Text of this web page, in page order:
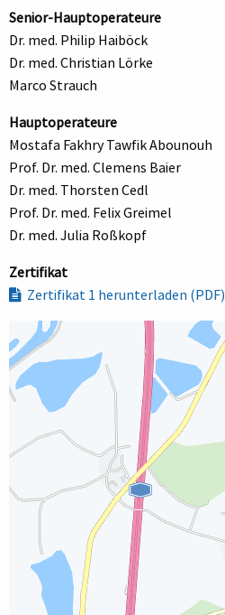
Senior-Hauptoperateure
Dr. med. Philip Haiböck
Dr. med. Christian Lörke
Marco Strauch
Hauptoperateure
Mostafa Fakhry Tawfik Abounouh
Prof. Dr. med. Clemens Baier
Dr. med. Thorsten Cedl
Prof. Dr. med. Felix Greimel
Dr. med. Julia Roßkopf
Zertifikat
Zertifikat 1 herunterladen (PDF)